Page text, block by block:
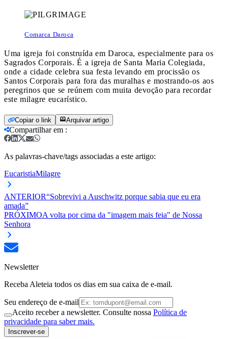
Comarca Daroca
Uma igreja foi construída em Daroca, especialmente para os
Sagrados Corporais. É a igreja de Santa Maria Colegiada,
onde a cidade celebra sua festa levando em procissão os
Santos Corporais para fora das muralhas e mostrando-os aos
peregrinos que se reúnem com muita devoção para recordar
este milagre eucarístico.
Copiar o link Arquivar artigo
Compartilhar em :
As palavras-chave/tags associadas a este artigo:
EucaristiaMilagre
ANTERIOR“Sobrevivi a Auschwitz porque sabia que eu era
amada”
PRÓXIMOA volta por cima da "imagem mais feia" de Nossa
Senhora
Newsletter
Receba Aleteia todos os dias em sua caixa de e-mail.
Seu endereço de e-mail
Aceito receber a newsletter. Consulte nossa Política de
privacidade para saber mais.
Inscrever-se